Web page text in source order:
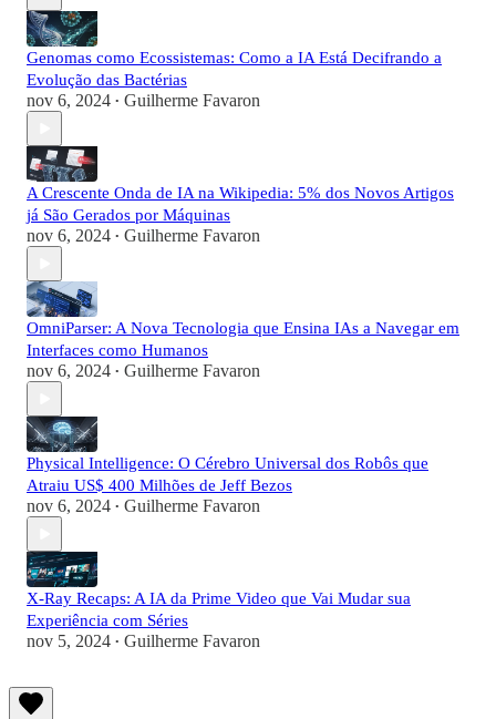
Genomas como Ecossistemas: Como a IA Está Decifrando a
Evolução das Bactérias
nov 6, 2024 • Guilherme Favaron
A Crescente Onda de IA na Wikipedia: 5% dos Novos Artigos
já São Gerados por Máquinas
nov 6, 2024 • Guilherme Favaron
OmniParser: A Nova Tecnologia que Ensina IAs a Navegar em
Interfaces como Humanos
nov 6, 2024 • Guilherme Favaron
Physical Intelligence: O Cérebro Universal dos Robôs que
Atraiu US$ 400 Milhões de Jeff Bezos
nov 6, 2024 • Guilherme Favaron
X-Ray Recaps: A IA da Prime Video que Vai Mudar sua
Experiência com Séries
nov 5, 2024 • Guilherme Favaron